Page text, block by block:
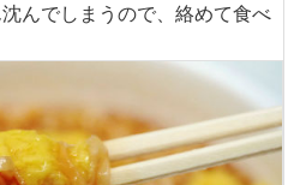
んでしまうので、絡めて食べ